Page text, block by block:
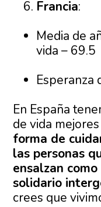
Francia:
Media de
vida – 69.5
Esperanza
En España
de vida
forma de
las personas
ensalzan
solidario
crees que